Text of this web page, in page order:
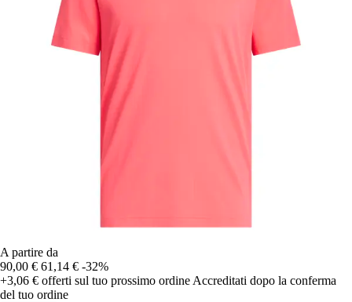
A partire da
90,00 € 61,14 € -32%
+3,06 € offerti sul tuo prossimo ordine Accreditati dopo la conferma
del tuo ordine